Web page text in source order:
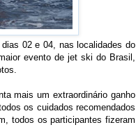
02 e 04, nas localidades do
evento de jet ski do Brasil,
mais um extraordinário ganho
os cuidados recomendados
todos os participantes fizeram